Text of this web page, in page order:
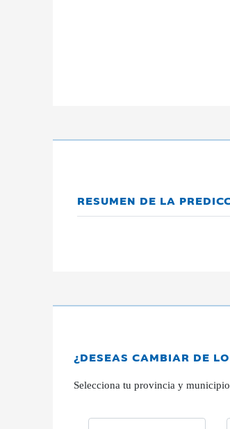
RESUMEN DE LA
¿DESEAS CAMBIAR DE
Selecciona tu provincia y